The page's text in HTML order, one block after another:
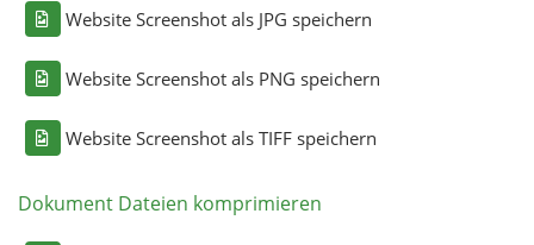
Website Screenshot als JPG speichern
Website Screenshot als PNG speichern
Website Screenshot als TIFF speichern
Dokument Dateien komprimieren